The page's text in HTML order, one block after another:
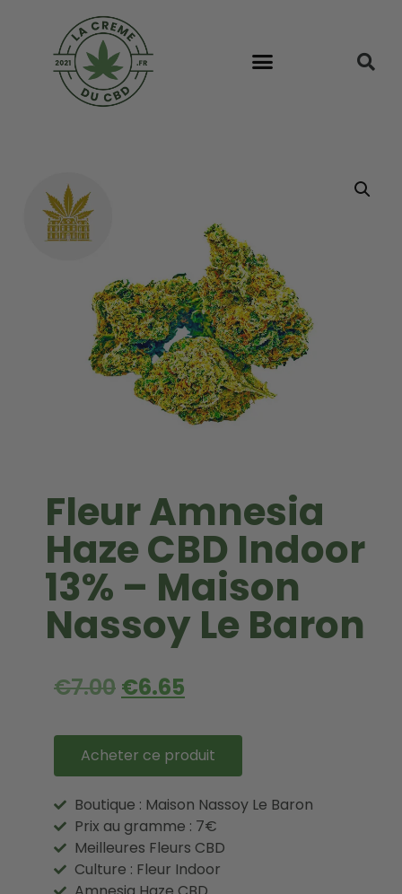
Fleur Amnesia
Haze CBD Indoor
13% – Maison
Nassoy Le Baron
€7.00 €6.65
Acheter ce produit
Boutique : Maison Nassoy Le Baron
Prix au gramme : 7€
Meilleures Fleurs CBD
Culture : Fleur Indoor